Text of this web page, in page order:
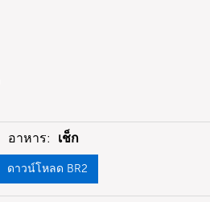
อาหาร: เช็ก
ดาวน์โหลด BR2